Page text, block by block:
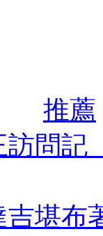
推薦
訪問
堪布